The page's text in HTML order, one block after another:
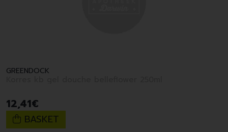
GREENDOCK
12,41€
BASKET